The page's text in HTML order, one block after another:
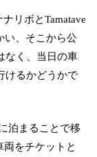
リボとTamatave
い、そこから公
なく、当日の車
けるかどうかで
泊まることで移
をチケットと